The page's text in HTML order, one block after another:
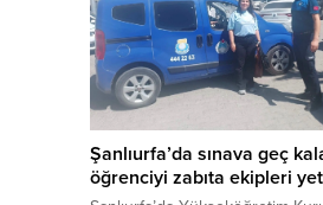
belirlenemeyen...
Şanlıurfa’da sınava geç
öğrenciyi zabıta ekipleri